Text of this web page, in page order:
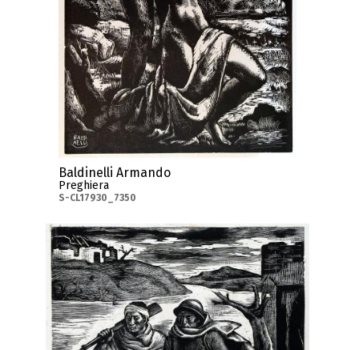
Baldinelli Armando
Preghiera
S-CL17930_7350